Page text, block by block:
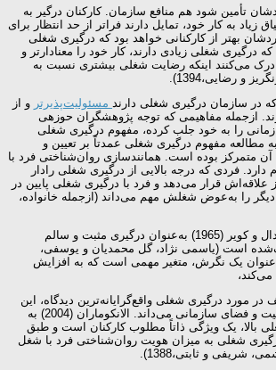
تأمین شود هم منافع سازمان. کارکنان درگیر به
زیاد به کار خود، تمایل دارند فراتر از حد انتظار برای
بهتر از کارکنانی خواهد بود که درگیری شغلی
که درگیری شغلی زیادی دارند، کار خود را معنادارتر و
درک می‌کنند اینکه رضایت شغلی بیشتری نسبت به
و رضایی،1394).
در سازمان درگیری شغلی دارند مسئولیت‌پذیرتر و از
ازجمله مفاهیمی که توجه پژوهشگران حوزه­ی
را به خود جلب کرده، مفهوم درگیری شغلی
مطالعه مفهوم درگیری شغلی عمدتاً بر تعیین و
آن متمرکز بوده است. همانندسازی روان‌شناختی فرد با
فردی که درجه بالایی از درگیری شغلی رادار
قرار می‌دهد و فرد با درگیری شغلی پایین در
را به‌عوض شغلش مهم می‌داند (ازجمله خانواده،
درگیری شغلی توسط نودال و کویر (1965) به‌عنوان درگیری مثبت و سالم
است (یاسمی نژاد، گل محمدیان و یوسفی،
به‌عنوان یک نگرش، متغیر مهمی است که به افزایش
در مورد درگیری شغلی واقع‌گرایانه‌ترین دیدگاه، این
مفهوم را تابعی از شخصیت و فضای سازمانی می‌داند. الانکوماران (2004) به
بالا، یک ویژگی ذاتاً مطلوب کارکنان است و طبق
کانونگو (1982) درگیری شغلی به میزان هویت روان‌شناختی فرد با شغل
شریفی و ثابتی،1388).